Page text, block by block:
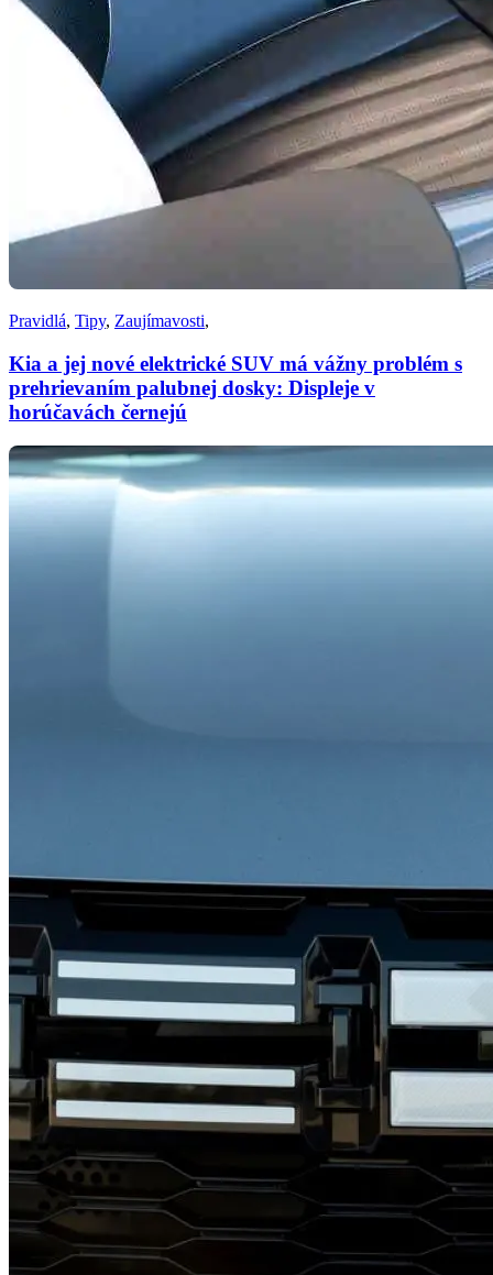
Pravidlá, Tipy, Zaujímavosti,
Kia a jej nové elektrické SUV má vážny problém s
prehrievaním palubnej dosky: Displeje v
horúčavách černejú